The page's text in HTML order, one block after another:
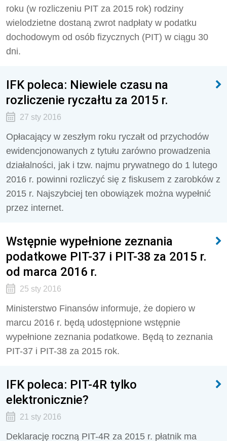
roku (w rozliczeniu PIT za 2015 rok) rodziny
wielodzietne dostaną zwrot nadpłaty w podatku
dochodowym od osób fizycznych (PIT) w ciągu 30
dni.
IFK poleca: Niewiele czasu na
rozliczenie ryczałtu za 2015 r.
27 sty 2016
Opłacający w zeszłym roku ryczałt od przychodów
ewidencjonowanych z tytułu zarówno prowadzenia
działalności, jak i tzw. najmu prywatnego do 1 lutego
2016 r. powinni rozliczyć się z fiskusem z zarobków z
2015 r. Najszybciej ten obowiązek można wypełnić
przez internet.
Wstępnie wypełnione zeznania
podatkowe PIT-37 i PIT-38 za 2015 r.
od marca 2016 r.
25 sty 2016
Ministerstwo Finansów informuje, że dopiero w
marcu 2016 r. będą udostępnione wstępnie
wypełnione zeznania podatkowe. Będą to zeznania
PIT-37 i PIT-38 za 2015 rok.
IFK poleca: PIT-4R tylko
elektronicznie?
21 sty 2016
Deklarację roczną PIT-4R za 2015 r. płatnik ma